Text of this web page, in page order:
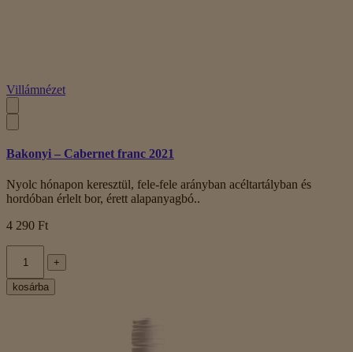
Villámnézet
Bakonyi – Cabernet franc 2021
Nyolc hónapon keresztül, fele-fele arányban acéltartályban és
hordóban érlelt bor, érett alapanyagbó..
4 290 Ft
+
kosárba